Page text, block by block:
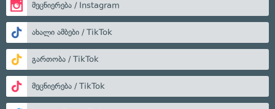
მეცნიერება / Instagram
ახალი ამბები / TikTok
გართობა / TikTok
მეცნიერება / TikTok